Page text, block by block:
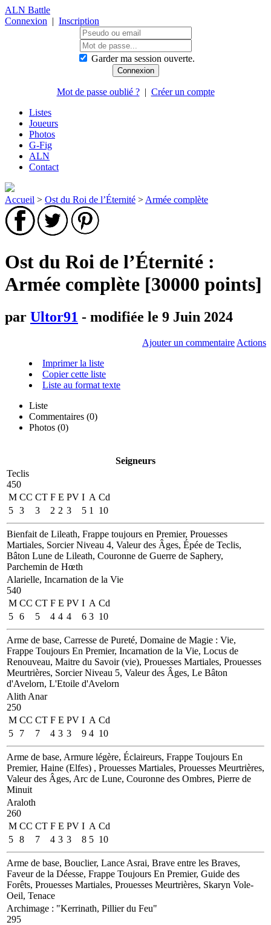
ALN Battle
Connexion | Inscription
Garder ma session ouverte.
Mot de passe oublié ?| Créer un compte
Listes
Joueurs
Photos
G-Fig
ALN
Contact
Accueil > Ost du Roi de l’Éternité > Armée complète
Ost du Roi de l’Éternité :
Armée complète [30000 points]
par Ultor91 - modifiée le 9 Juin 2024
Ajouter un commentaire Actions
Imprimer la liste
Copier cette liste
Liste au format texte
Liste
Commentaires (0)
Photos (0)
Seigneurs
Teclis
450
M CC CT F E PV I A Cd
5 3 3 2 2 3 5 1 10
Bienfait de Lileath, Frappe toujours en Premier, Prouesses
Martiales, Sorcier Niveau 4, Valeur des Âges, Épée de Teclis,
Bâton Lune de Lileath, Couronne de Guerre de Saphery,
Parchemin de Hœth
Alarielle, Incarnation de la Vie
540
M CC CT F E PV I A Cd
5 6 5 4 4 4 6 3 10
Arme de base, Carresse de Pureté, Domaine de Magie : Vie,
Frappe Toujours En Premier, Incarnation de la Vie, Locus de
Renouveau, Maitre du Savoir (vie), Prouesses Martiales, Prouesses
Meurtrières, Sorcier Niveau 5, Valeur des Âges, Le Bâton
d'Avelorn, L'Etoile d'Avelorn
Alith Anar
250
M CC CT F E PV I A Cd
5
7 7 4 3 3 9 4 10
Arme de base, Armure légère, Éclaireurs, Frappe Toujours En
Premier, Haine (Elfes) , Prouesses Martiales, Prouesses Meurtrières,
Valeur des Âges, Arc de Lune, Couronne des Ombres, Pierre de
Minuit
Araloth
260
M CC CT F E PV I A Cd
5 8 7 4 3 3 8 5 10
Arme de base, Bouclier, Lance Asrai, Brave entre les Braves,
Faveur de la Déesse, Frappe Toujours En Premier, Guide des
Forêts, Prouesses Martiales, Prouesses Meurtrières, Skaryn Vole-
Oeil, Tenace
Archimage : "Kerrinath, Pillier du Feu"
295